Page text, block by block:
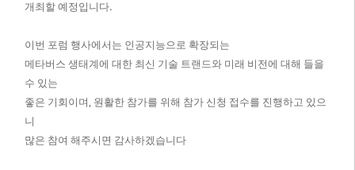
개최할 예정입니다.
이번 포럼 행사에서는 인공지능으로 확장되는
메타버스 생태계에 대한 최신 기술 트랜드와 미래 비전에 대해 들을
수 있는
좋은 기회이며 , 원활한 참가를 위해 참가 신청 접수를 진행하고 있으
니
많은 참여 해주시면 감사하겠습니다